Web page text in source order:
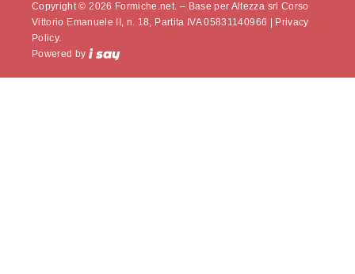
Copyright © 2026 Formiche.net. – Base per Altezza srl Corso
Vittorio Emanuele II, n. 18, Partita IVA 05831140966 |
Privacy
Policy.
Powered by